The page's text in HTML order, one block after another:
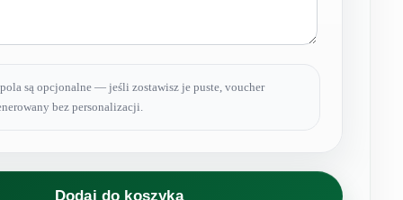
pola są opcjonalne — jeśli zostawisz je puste, voucher
bez personalizacji.
Dodaj do koszyka